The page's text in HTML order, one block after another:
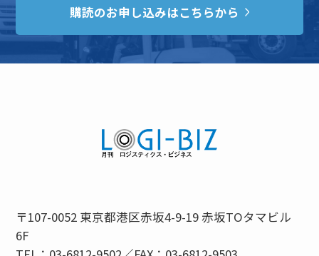
購読のお申し込みはこちらから
〒107-0052 東京都港区赤坂4-9-19 赤坂TOタマビル
6F